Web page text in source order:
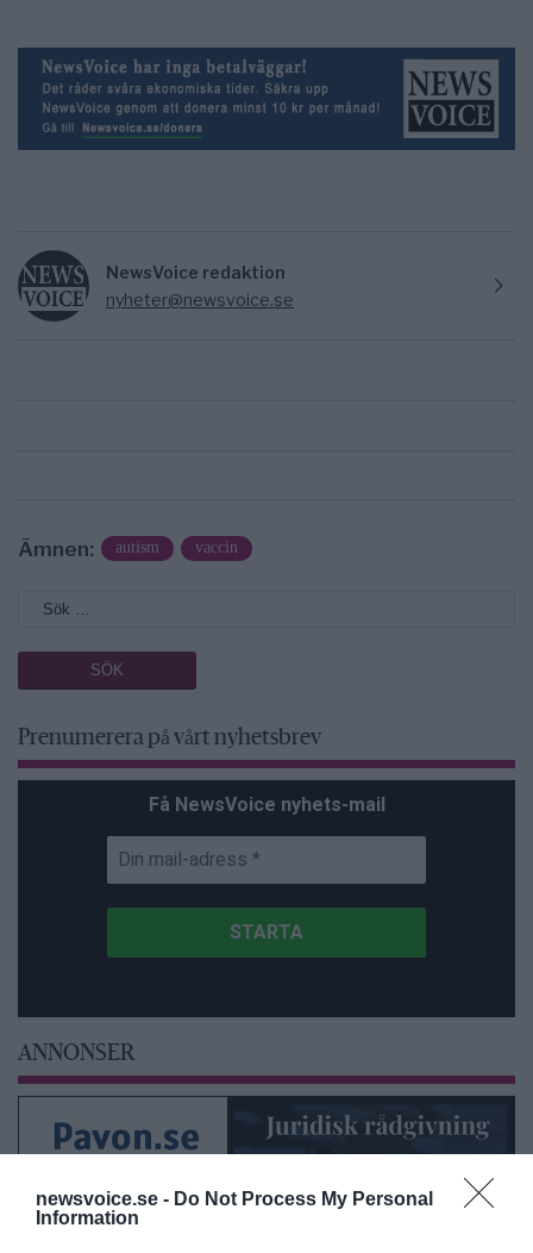
newsvoice.se - Do Not Process My Personal
Information
NewsVoice redaktion
nyheter@newsvoice.se
Ämnen: autism vaccin
Prenumerera på vårt nyhetsbrev
Få NewsVoice nyhets-mail
ANNONSER